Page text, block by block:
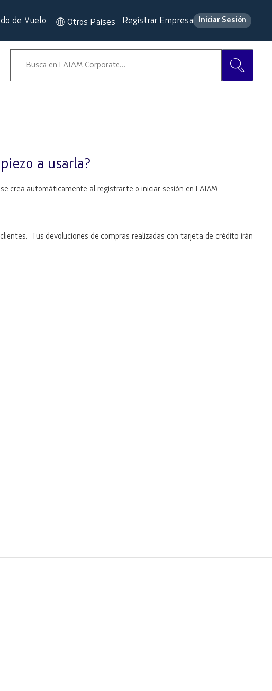
de Vuelo Otros Países Registrar Empresa Iniciar Sesión
a usarla?
crea automáticamente al registrarte o iniciar sesión en LATAM
Tus devoluciones de compras realizadas con tarjeta de crédito irán